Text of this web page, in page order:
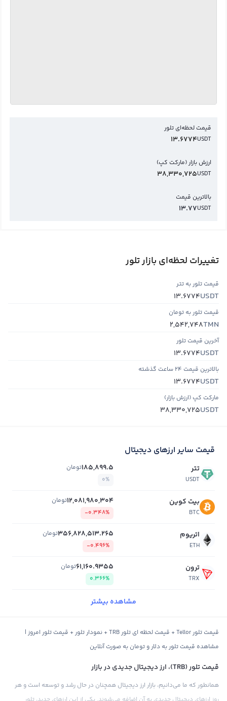
قیمت لحظه‌ای تلور
USDT
13.6774
ارزش بازار (مارکت کپ)
USDT
38,330,725
بالاترین قیمت
USDT
13.77
تغییرات لحظه‌ای بازار تلور
قیمت تلور به تتر
USDT
13.6774
قیمت تلور به تومان
TMN
2,542,748
آخرین قیمت تلور
USDT
13.6774
بالاترین قیمت ۲۴ ساعت گذشته
USDT
13.6774
مارکت کپ (ارزش بازار)
USDT
38,330,725
قیمت سایر ارزهای دیجیتال
تتر
USDT
185,899.5تومان
0%
بیت کوین
BTC
12,081,980,304تومان
-0.348%
اتریوم
ETH
356,828,513.265تومان
-0.496%
ترون
TRX
61,160.9355تومان
0.366%
مشاهده بیشتر
قیمت تلور Tellor + قیمت لحظه ای تلور TRB + نمودار تلور + قیمت تلور امروز |
مشاهده قیمت تلور به دلار و تومان به صورت آنلاین
قیمت تلور (TRB)، ارز دیجیتال جدیدی در بازار
همانطور که ما می‌دانیم، بازار ارز دیجیتال همچنان در حال رشد و توسعه است و هر